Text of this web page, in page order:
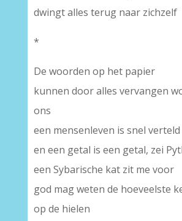
dwingt alles terug naar zichzelf
*
De woorden op het papier
kunnen door alles vervangen
ons
een mensenleven is snel verteld
en een getal is een getal, zei
een Sybarische kat zit me voor
god mag weten de hoeveelste
op de hielen